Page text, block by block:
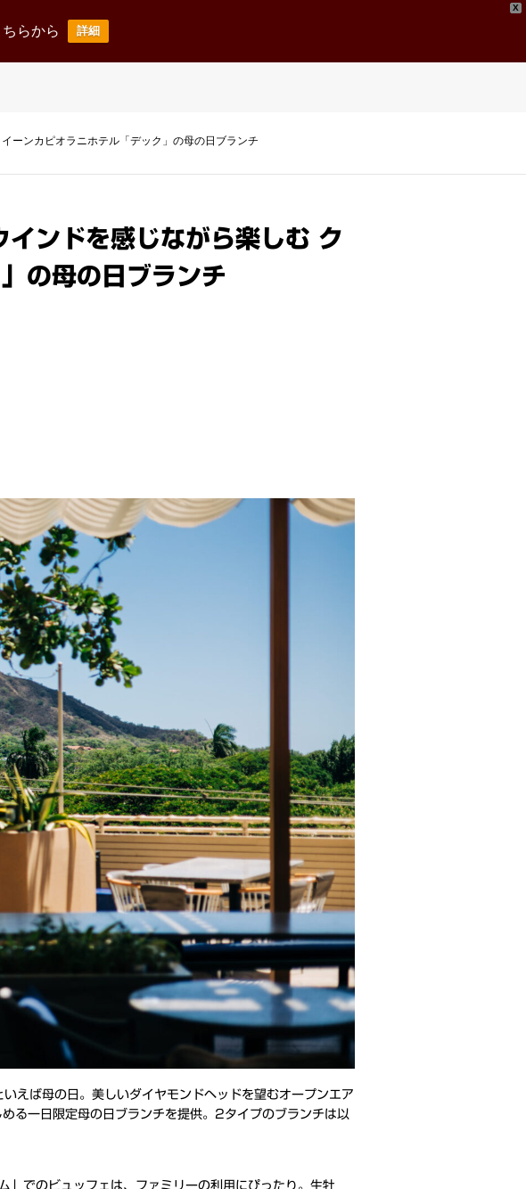
X
らから 詳細
採用情報
Recruit
お問い合わせ
ーンカピオラニホテル「デック」の母の日ブランチ
インドを感じながら楽しむ ク
の母の日ブランチ
えば母の日。美しいダイヤモンドヘッドを望むオープンエア
る一日限定母の日ブランチを提供。2タイプのブランチは以
」でのビュッフェは、ファミリーの利用にぴったり。生牡